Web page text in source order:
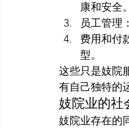
康和安全。
员工管理
费用和付
型。
这些只是妓院
有自己独特的
妓院业的社
妓院业存在的